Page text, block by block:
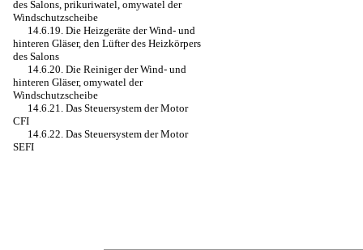
des Salons, prikuriwatel, omywatel der
Windschutzscheibe
14.6.19. Die Heizgeräte der Wind- und
hinteren Gläser, den Lüfter des Heizkörpers
des Salons
14.6.20. Die Reiniger der Wind- und
hinteren Gläser, omywatel der
Windschutzscheibe
14.6.21. Das Steuersystem der Motor
CFI
14.6.22. Das Steuersystem der Motor
SEFI